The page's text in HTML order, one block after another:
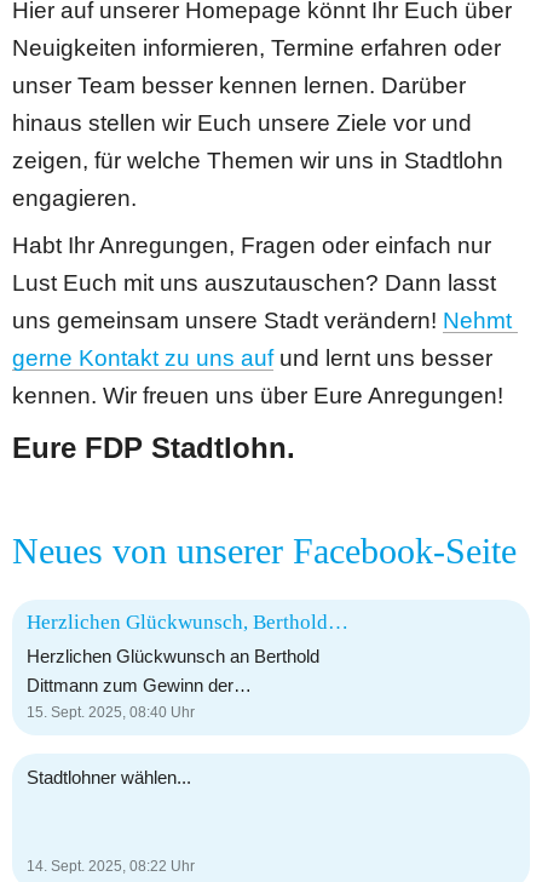
Hier auf unserer Homepage könnt Ihr Euch über
Neuigkeiten informieren, Termine erfahren oder
unser Team besser kennen lernen. Darüber
hinaus stellen wir Euch unsere Ziele vor und
zeigen, für welche Themen wir uns in Stadtlohn
engagieren.
Habt Ihr Anregungen, Fragen oder einfach nur
Lust Euch mit uns auszutauschen? Dann lasst
uns gemeinsam unsere Stadt verändern! Nehmt
gerne Kontakt zu uns auf und lernt uns besser
kennen. Wir freuen uns über Eure Anregungen!
Eure FDP Stadtlohn.
Neues von unserer Facebook-Seite
Herzlichen Glückwunsch, Berthold Dittmann! Auf eine erfolgreiche Amtszeit für Stadtlohn! 🎉
Herzlichen Glückwunsch an Berthold
Dittmann zum Gewinn der
Bürgermeisterwahl! 🎉 Es war ein
wir auf unterschiedlichen Seiten bei der
darum, unsere Stadt Stadtlohn weiter
15. Sept. 2025, 08:40 Uhr
Stadtlohner wählen...
14. Sept. 2025, 08:22 Uhr